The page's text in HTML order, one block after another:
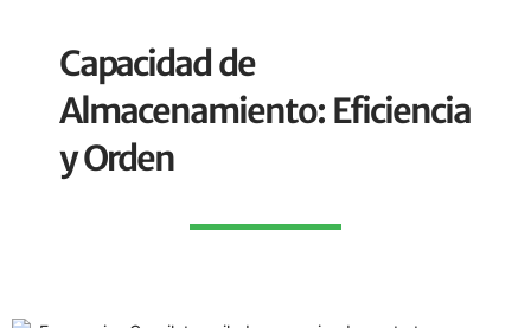
Capacidad de
Almacenamiento: Eficiencia
y Orden